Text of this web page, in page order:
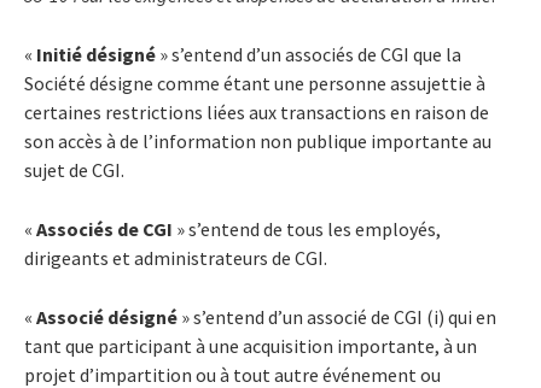
« Initié désigné » s’entend d’un associés de CGI que la
Société désigne comme étant une personne assujettie à
certaines restrictions liées aux transactions en raison de
son accès à de l’information non publique importante au
sujet de CGI.
« Associés de CGI » s’entend de tous les employés,
dirigeants et administrateurs de CGI.
« Associé désigné » s’entend d’un associé de CGI (i) qui en
tant que participant à une acquisition importante, à un
projet d’impartition ou à tout autre événement ou